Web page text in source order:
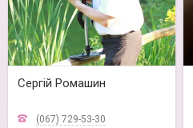
Сергій Ромашин
(067) 729-53-30